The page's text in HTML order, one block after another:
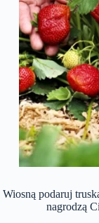
Wiosną podaruj
nagrodzą